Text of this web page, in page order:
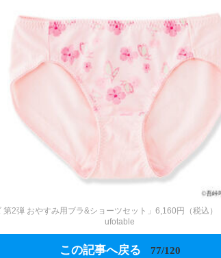
第2弾 おやすみ用ブラ&ショーツセット」6,160円（税込
ufotable
この記事へ戻る 77/120